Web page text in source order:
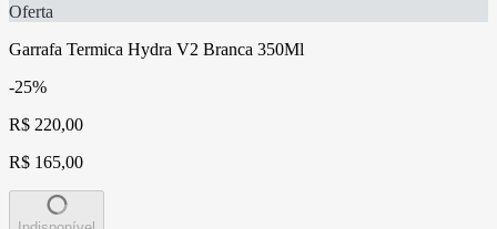
Oferta
Garrafa Termica Hydra V2 Branca 350Ml
-25%
R$ 220,00
R$ 165,00